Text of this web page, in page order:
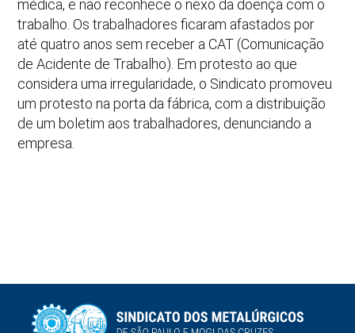
médica, e não reconhece o nexo da doença com o
trabalho. Os trabalhadores ficaram afastados por
até quatro anos sem receber a CAT (Comunicação
de Acidente de Trabalho). Em protesto ao que
considera uma irregularidade, o Sindicato promoveu
um protesto na porta da fábrica, com a distribuição
de um boletim aos trabalhadores, denunciando a
empresa.